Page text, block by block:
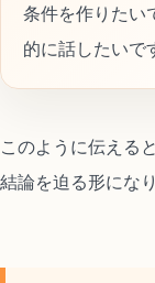
条件を作りたい
的に話したいで
このように伝える
結論を迫る形にな